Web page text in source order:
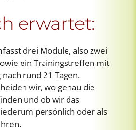
erwartet:
drei Module, also zwei
ein Trainingstreffen mit
rund 21 Tagen.
wir, wo genau die
und ob wir das
persönlich oder als